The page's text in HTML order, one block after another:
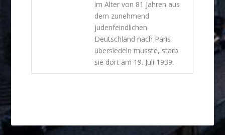
im Alter von 81 Jahren aus
dem zunehmend
judenfeindlichen
Deutschland nach Paris
übersiedeln musste, starb
sie dort am 19. Juli 1939.